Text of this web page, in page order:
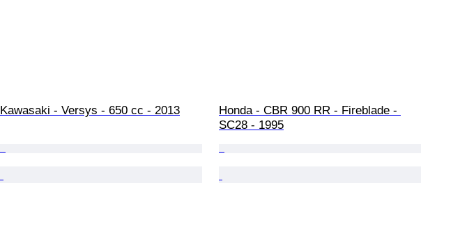
Kawasaki - Versys - 650 cc - 2013
Honda - CBR 900 RR - Fireblade -
SC28 - 1995